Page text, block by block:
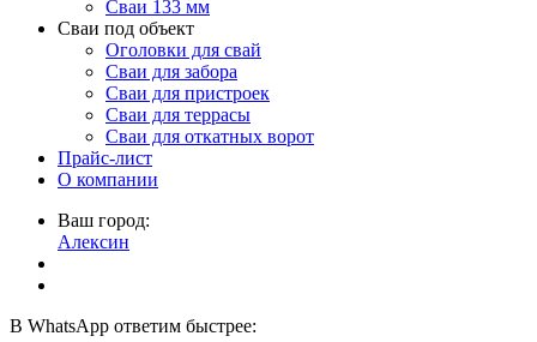
Сваи 133 мм
Сваи под объект
Оголовки для свай
Сваи для забора
Сваи для пристроек
Сваи для террасы
Сваи для откатных ворот
Прайс-лист
О компании
Ваш город:
Алексин
В WhatsApp ответим быстрее: